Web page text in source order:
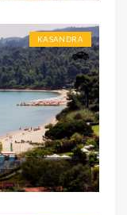
KASANDRA